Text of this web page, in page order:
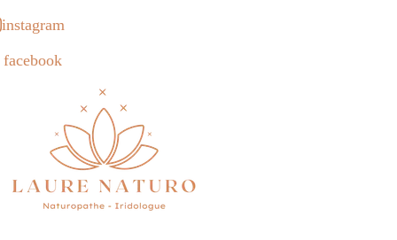
instagram
facebook